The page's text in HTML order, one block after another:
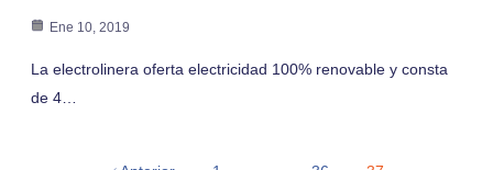
Ene 10, 2019
La electrolinera oferta electricidad 100% renovable y consta
de 4…